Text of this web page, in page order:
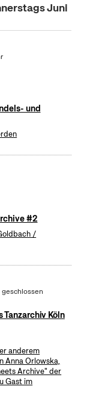
Juni
und
#2
/
Tanzarchiv Köln
anderem
Anna Orlowska,
Archive" der
Gast im